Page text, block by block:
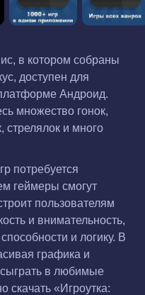
в котором собраны
доступен для
Андроид.
множество гонок,
стрелялок и много
потребуется
геймеры смогут
пользователям
и внимательность,
и логику. В
графика и
в любимые
скачать «Игроутка: